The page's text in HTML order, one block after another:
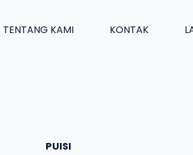
TENTANG KAMI KONTAK
PUISI